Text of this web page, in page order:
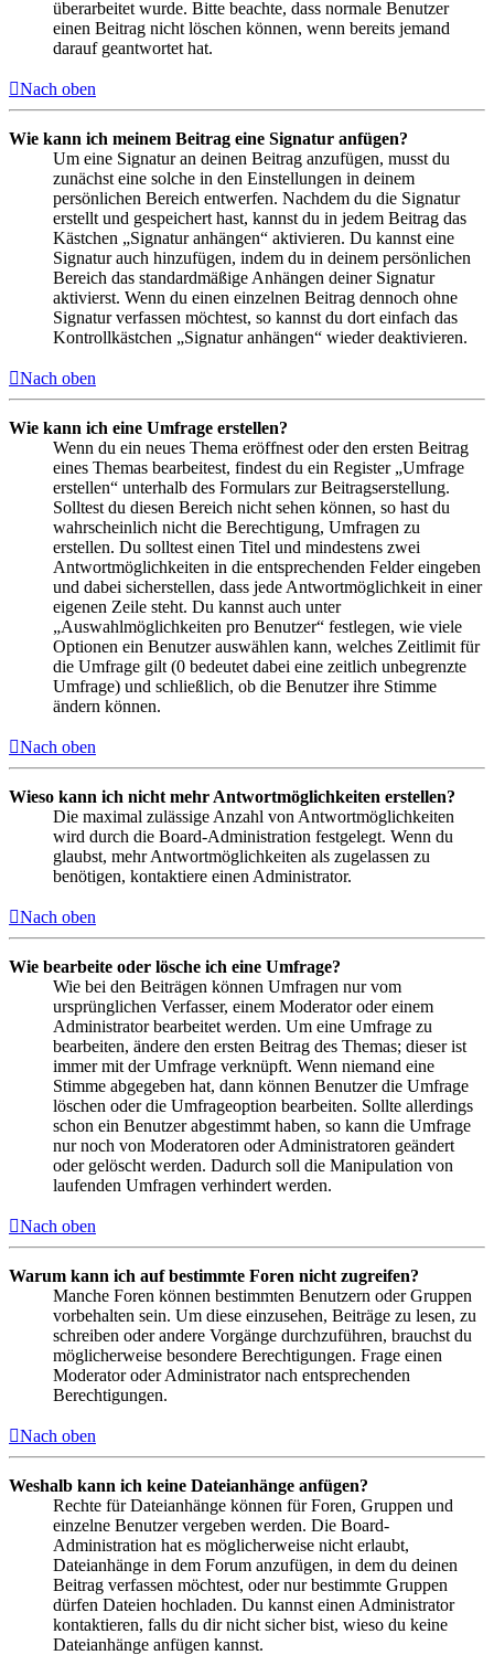
überarbeitet wurde. Bitte beachte, dass normale Benutzer
einen Beitrag nicht löschen können, wenn bereits jemand
darauf geantwortet hat.
Nach oben
Wie kann ich meinem Beitrag eine Signatur anfügen?
Um eine Signatur an deinen Beitrag anzufügen, musst du
zunächst eine solche in den Einstellungen in deinem
persönlichen Bereich entwerfen. Nachdem du die Signatur
erstellt und gespeichert hast, kannst du in jedem Beitrag das
Kästchen „Signatur anhängen“ aktivieren. Du kannst eine
Signatur auch hinzufügen, indem du in deinem persönlichen
Bereich das standardmäßige Anhängen deiner Signatur
aktivierst. Wenn du einen einzelnen Beitrag dennoch ohne
Signatur verfassen möchtest, so kannst du dort einfach das
Kontrollkästchen „Signatur anhängen“ wieder deaktivieren.
Nach oben
Wie kann ich eine Umfrage erstellen?
Wenn du ein neues Thema eröffnest oder den ersten Beitrag
eines Themas bearbeitest, findest du ein Register „Umfrage
erstellen“ unterhalb des Formulars zur Beitragserstellung.
Solltest du diesen Bereich nicht sehen können, so hast du
wahrscheinlich nicht die Berechtigung, Umfragen zu
erstellen. Du solltest einen Titel und mindestens zwei
Antwortmöglichkeiten in die entsprechenden Felder eingeben
und dabei sicherstellen, dass jede Antwortmöglichkeit in einer
eigenen Zeile steht. Du kannst auch unter
„Auswahlmöglichkeiten pro Benutzer“ festlegen, wie viele
Optionen ein Benutzer auswählen kann, welches Zeitlimit für
die Umfrage gilt (0 bedeutet dabei eine zeitlich unbegrenzte
Umfrage) und schließlich, ob die Benutzer ihre Stimme
ändern können.
Nach oben
Wieso kann ich nicht mehr Antwortmöglichkeiten erstellen?
Die maximal zulässige Anzahl von Antwortmöglichkeiten
wird durch die Board-Administration festgelegt. Wenn du
glaubst, mehr Antwortmöglichkeiten als zugelassen zu
benötigen, kontaktiere einen Administrator.
Nach oben
Wie bearbeite oder lösche ich eine Umfrage?
Wie bei den Beiträgen können Umfragen nur vom
ursprünglichen Verfasser, einem Moderator oder einem
Administrator bearbeitet werden. Um eine Umfrage zu
bearbeiten, ändere den ersten Beitrag des Themas; dieser ist
immer mit der Umfrage verknüpft. Wenn niemand eine
Stimme abgegeben hat, dann können Benutzer die Umfrage
löschen oder die Umfrageoption bearbeiten. Sollte allerdings
schon ein Benutzer abgestimmt haben, so kann die Umfrage
nur noch von Moderatoren oder Administratoren geändert
oder gelöscht werden. Dadurch soll die Manipulation von
laufenden Umfragen verhindert werden.
Nach oben
Warum kann ich auf bestimmte Foren nicht zugreifen?
Manche Foren können bestimmten Benutzern oder Gruppen
vorbehalten sein. Um diese einzusehen, Beiträge zu lesen, zu
schreiben oder andere Vorgänge durchzuführen, brauchst du
möglicherweise besondere Berechtigungen. Frage einen
Moderator oder Administrator nach entsprechenden
Berechtigungen.
Nach oben
Weshalb kann ich keine Dateianhänge anfügen?
Rechte für Dateianhänge können für Foren, Gruppen und
einzelne Benutzer vergeben werden. Die Board-
Administration hat es möglicherweise nicht erlaubt,
Dateianhänge in dem Forum anzufügen, in dem du deinen
Beitrag verfassen möchtest, oder nur bestimmte Gruppen
dürfen Dateien hochladen. Du kannst einen Administrator
kontaktieren, falls du dir nicht sicher bist, wieso du keine
Dateianhänge anfügen kannst.